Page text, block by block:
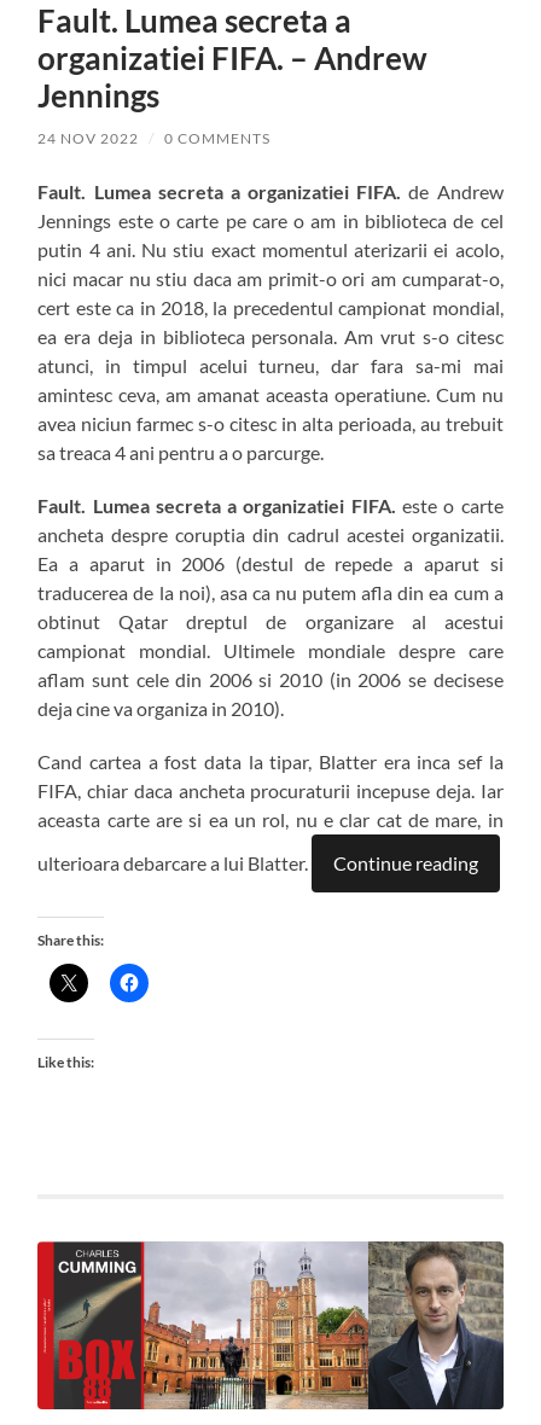
Fault. Lumea secreta a
organizatiei FIFA. – Andrew
Jennings
24 NOV 2022 / 0 COMMENTS
Fault. Lumea secreta a organizatiei FIFA. de Andrew
Jennings este o carte pe care o am in biblioteca de cel
putin 4 ani. Nu stiu exact momentul aterizarii ei acolo,
nici macar nu stiu daca am primit-o ori am cumparat-o,
cert este ca in 2018, la precedentul campionat mondial,
ea era deja in biblioteca personala. Am vrut s-o citesc
atunci, in timpul acelui turneu, dar fara sa-mi mai
amintesc ceva, am amanat aceasta operatiune. Cum nu
avea niciun farmec s-o citesc in alta perioada, au trebuit
sa treaca 4 ani pentru a o parcurge.
Fault. Lumea secreta a organizatiei FIFA. este o carte
ancheta despre coruptia din cadrul acestei organizatii.
Ea a aparut in 2006 (destul de repede a aparut si
traducerea de la noi), asa ca nu putem afla din ea cum a
obtinut Qatar dreptul de organizare al acestui
campionat mondial. Ultimele mondiale despre care
aflam sunt cele din 2006 si 2010 (in 2006 se decisese
deja cine va organiza in 2010).
Cand cartea a fost data la tipar, Blatter era inca sef la
FIFA, chiar daca ancheta procuraturii incepuse deja. Iar
aceasta carte are si ea un rol, nu e clar cat de mare, in
ulterioara debarcare a lui Blatter.
Continue reading
Share this:
Like this: